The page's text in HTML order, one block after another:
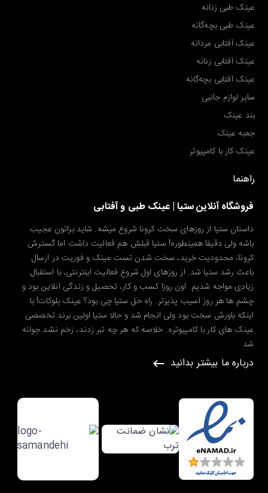
عینک طبی زنانه
عینک طبی بچه‌گانه
عینک آفتابی مردانه
عینک آفتابی زنانه
عینک آفتابی بچه‌گانه
سایر لوازم جانبی
بند عینک
جعبه عینک
عینک کار با کامپیوتر
راهنما
فروشگاه آنلاین ستیا | عینک طبی و آفتابی
داستان ستیا از روزهای سخت کرونا شروع میشه. شاید براتون عجیب
باشه ولی دقیقا همینطوره! ستیا قبلش هم فعالیت داشت اما گسترش
کرونا، محدودیت خرید، سخت شدن تست عینک و فوریت در ارسال
باعث رشد ستیا شد. از روزهای اول شروع فعالیت اینترنتی، با استقبال
زیادی مواجه شدیم. اون روزا کسب و کار، تحصیل و زندگی آنلاین بود و
چشم ها هر روز آسیب پذیرتر. راه حل ستیا چی بود؟ عینک بلوکات! با
اینکه باورش سخت بود ولی انجام شد و حالا ستیا اولین برند تخصصی
عینک های کار با کامپیوتره. خلاصه که هر چه تبر زدند، زخم نشد جوانه
شد
درباره ما بیشتر بدانید